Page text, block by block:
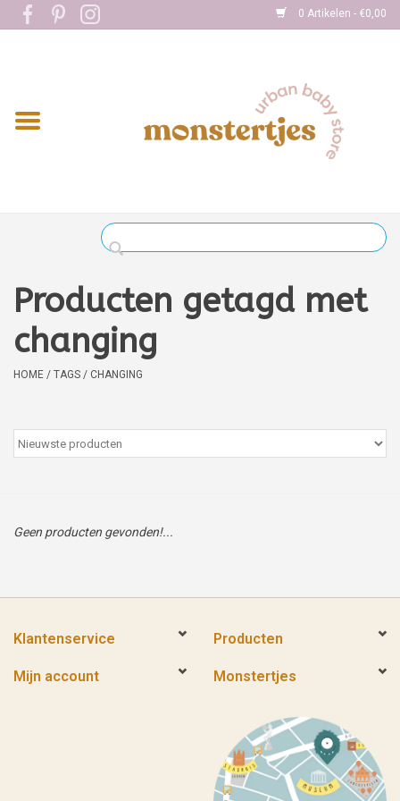
0 Artikelen - €0,00
Home
Kleding
Verzorging
Boekjes
kaartjes
Sales
Merken
Producten getagd met
changing
HOME / TAGS / CHANGING
Geen producten gevonden!...
Klantenservice Producten
Mijn account Monstertjes